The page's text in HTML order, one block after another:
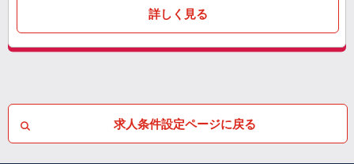
詳しく見る
求人条件設定ページに戻る